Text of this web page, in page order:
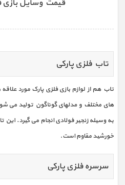
قیمت وسایل بازی
تاب فلزی پارکی
تاب هم از لوازم بازی فلزی پارک مورد
های مختلف و مدلهای گوناگون تولید می
به وسیله زنجیر فولادی انجام می گیرد. این
خورشید مقاوم است.
سرسره فلزی پارکی